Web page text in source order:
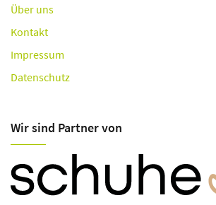
Über uns
Kontakt
Impressum
Datenschutz
Wir sind Partner von